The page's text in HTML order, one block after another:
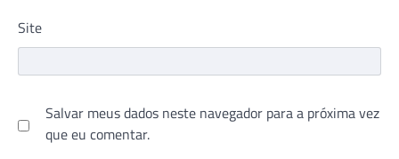
Site
Salvar meus dados neste navegador para a próxima vez
que eu comentar.